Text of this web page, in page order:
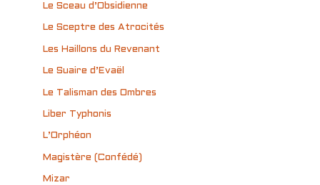
Le Sceau d’Obsidienne
Le Sceptre des Atrocités
Les Haillons du Revenant
Le Suaire d’Evaël
Le Talisman des Ombres
Liber Typhonis
L’Orphéon
Magistère (Confédé)
Mizar